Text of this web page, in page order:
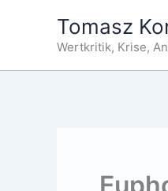
Tomasz
Wertkritik, Krise,